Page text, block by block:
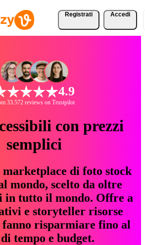
Registrati Accedi
4.9
33.572 reviews on Trustpilot
con prezzi
semplici
marketplace di foto stock
mondo, scelto da oltre
in tutto il mondo. Offre a
e storyteller risorse
fanno risparmiare fino al
tempo e budget.